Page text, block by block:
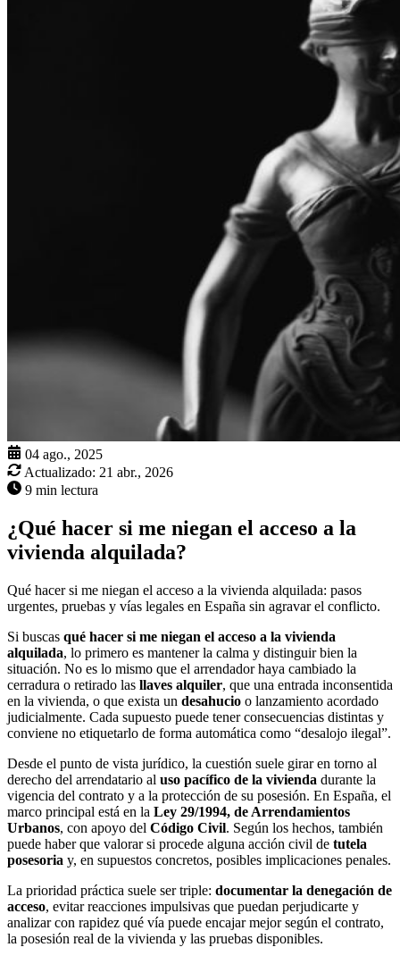
04 ago., 2025
Actualizado: 21 abr., 2026
9 min lectura
¿Qué hacer si me niegan el acceso a la
vivienda alquilada?
Qué hacer si me niegan el acceso a la vivienda alquilada: pasos
urgentes, pruebas y vías legales en España sin agravar el conflicto.
Si buscas qué hacer si me niegan el acceso a la vivienda
alquilada, lo primero es mantener la calma y distinguir bien la
situación. No es lo mismo que el arrendador haya cambiado la
cerradura o retirado las llaves alquiler, que una entrada inconsentida
en la vivienda, o que exista un desahucio o lanzamiento acordado
judicialmente. Cada supuesto puede tener consecuencias distintas y
conviene no etiquetarlo de forma automática como “desalojo ilegal”.
Desde el punto de vista jurídico, la cuestión suele girar en torno al
derecho del arrendatario al uso pacífico de la vivienda durante la
vigencia del contrato y a la protección de su posesión. En España, el
marco principal está en la Ley 29/1994, de Arrendamientos
Urbanos, con apoyo del Código Civil. Según los hechos, también
puede haber que valorar si procede alguna acción civil de tutela
posesoria y, en supuestos concretos, posibles implicaciones penales.
La prioridad práctica suele ser triple: documentar la denegación de
acceso, evitar reacciones impulsivas que puedan perjudicarte y
analizar con rapidez qué vía puede encajar mejor según el contrato,
la posesión real de la vivienda y las pruebas disponibles.